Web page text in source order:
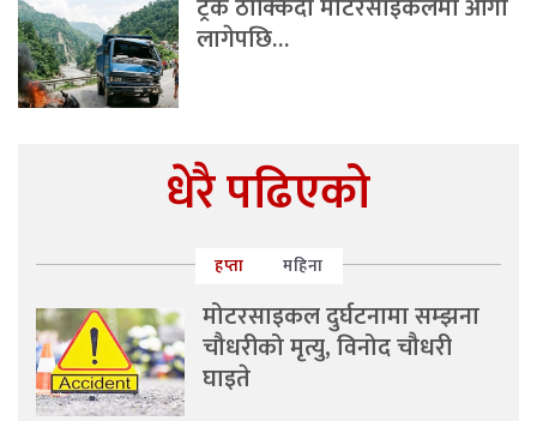
ट्रक ठोक्किँदा मोटरसाइकलमा आगो
लागेपछि…
धेरै पढिएको
हप्ता महिना
मोटरसाइकल दुर्घटनामा सम्झना
चौधरीको मृत्यु, विनोद चौधरी
घाइते